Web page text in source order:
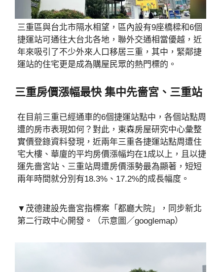
三重區與台北市隔水相望，區內設有9座橋樑和6個
捷運站可通往大台北各地，聯外交通相當優越，近
年來吸引了不少外來人口移居三重，其中，緊鄰捷
運站的住宅更是成為購屋民眾的熱門標的。
三重房價漲幅最快 集中先嗇宮、三重站
在目前三重已經通車的6個捷運站點中，各個站點周
遭的房市表現如何？對此，東森房屋研究中心彙整
實價登錄資料發現，近兩年三重各捷運站點周遭住
宅大樓、華廈的平均房價漲幅均在1成以上，且以捷
運先嗇宮站、三重站周遭房價漲勢最為顯著，短短
兩年時間就分別有18.3%、17.2%的成長幅度。
▼茂德建設先嗇宮指標案「都廳大院」，同步新北
第二行政中心開發。（示意圖／googlemap）